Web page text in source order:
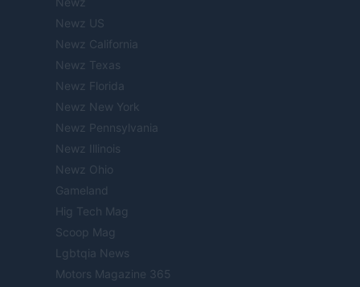
Newz US
Newz California
Newz Texas
Newz Florida
Newz New York
Newz Pennsylvania
Newz Illinois
Newz Ohio
Gameland
Hig Tech Mag
Scoop Mag
Lgbtqia News
Motors Magazine 365